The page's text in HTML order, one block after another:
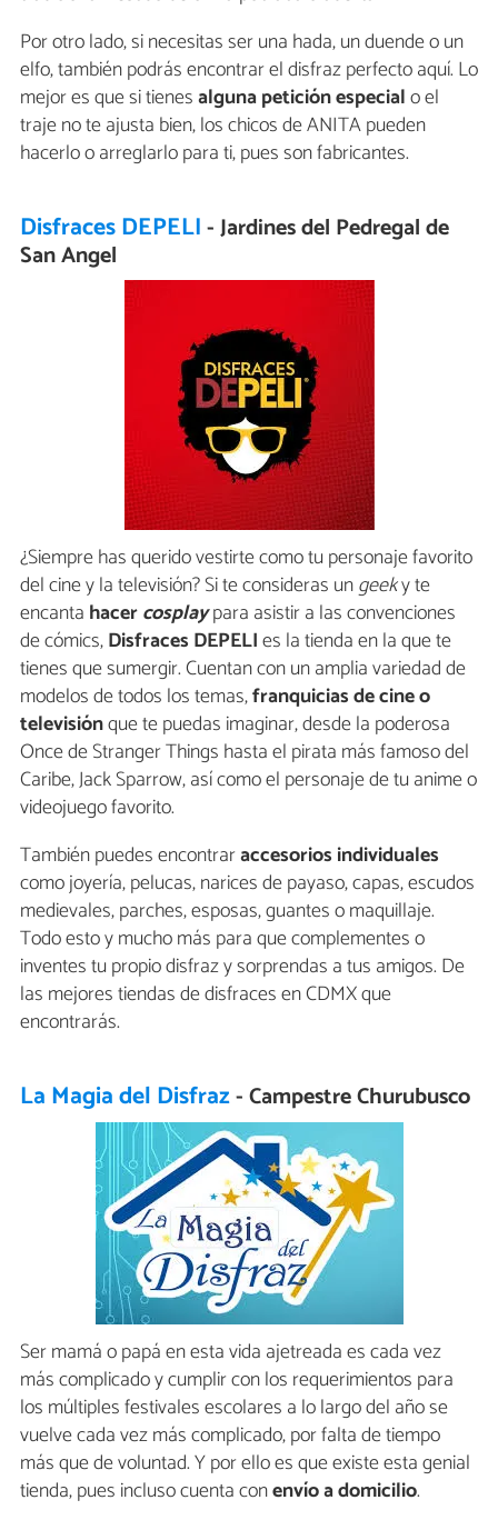
Por otro lado, si necesitas ser una hada, un duende o un
elfo, también podrás encontrar el disfraz perfecto aquí. Lo
mejor es que si tienesalguna petición especialo el
traje no te ajusta bien, los chicos de ANITA pueden
hacerlo o arreglarlo para ti, pues son fabricantes.
Disfraces DEPELI- Jardines del Pedregal de
San Angel
¿Siempre has querido vestirte como tu personaje favorito
del cine y la televisión? Si te consideras ungeeky te
encanta hacercosplaypara asistir a las convenciones
de cómics,Disfraces DEPELIes la tienda en la que te
tienes que sumergir. Cuentan con un amplia variedad de
modelos de todos los temas,franquicias de cine o
televisiónque te puedas imaginar, desde la poderosa
Once de Stranger Things hasta el pirata más famoso del
Caribe, Jack Sparrow, así como el personaje de tu anime o
videojuego favorito.
También puedes encontraraccesorios individuales
como joyería, pelucas, narices de payaso, capas, escudos
medievales, parches, esposas, guantes o maquillaje.
Todo esto y mucho más para que complementes o
inventes tu propio disfraz y sorprendas a tus amigos. De
las mejores tiendas de disfraces en CDMX que
encontrarás.
La Magia del Disfraz- Campestre Churubusco
Ser mamá o papá en esta vida ajetreada es cada vez
más complicado y cumplir con los requerimientos para
los múltiples festivales escolares a lo largo del año se
vuelve cada vez más complicado, por falta de tiempo
más que de voluntad. Y por ello es que existe esta genial
tienda, pues incluso cuenta conenvío a domicilio.